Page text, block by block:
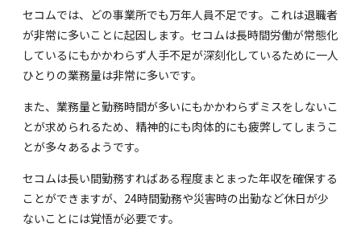
セコムでは、どの事業所でも万年人員不足です。これは退職者
が非常に多いことに起因します。セコムは長時間労働が常態化
しているにもかかわらず人手不足が深刻化しているために一人
ひとりの業務量は非常に多いです。
また、業務量と勤務時間が多いにもかかわらずミスをしないこ
とが求められるため、精神的にも肉体的にも疲弊してしまうこ
とが多々あるようです。
セコムは長い間勤務すればある程度まとまった年収を確保する
ことができますが、24時間勤務や災害時の出勤など休日が少
ないことには覚悟が必要です。